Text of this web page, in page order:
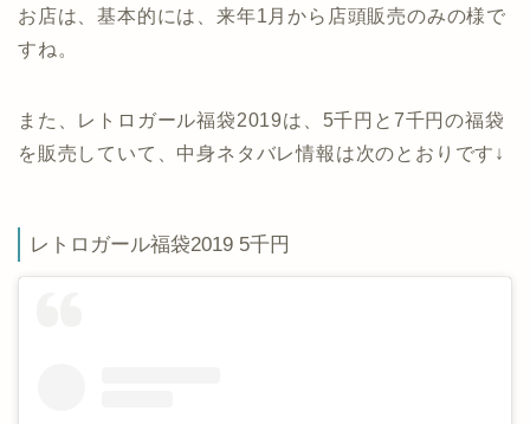
お店は、基本的には、来年1月から店頭販売のみの様で
すね。
また、レトロガール福袋2019は、5千円と7千円の福袋
を販売していて、中身ネタバレ情報は次のとおりです↓
レトロガール福袋2019 5千円